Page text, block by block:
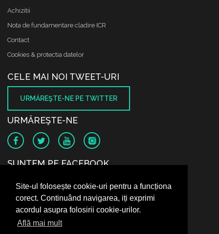
Site-ul folosește cookie-uri pentru a funcționa
corect. Continuând navigarea, iți exprimi
acordul asupra folosirii cookie-urilor.
Află mai mult
Achizitii
Nota de fundamentare cladire ICR
Contact
Cookies & protectia datelor
CELE MAI NOI TWEET-URI
URMĂREŞTE-NE PE TWITTER
URMĂREŞTE-NE
SUNTEM PE FACEBOOK